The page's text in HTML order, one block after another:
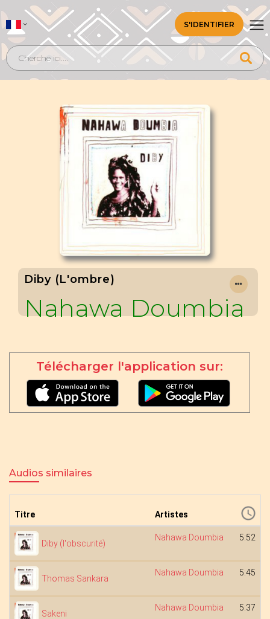
S'IDENTIFIER
Diby (l'ombre)
Nahawa Doumbia
Télécharger l'application sur:
Audios similaires
Titre Artistes
Diby (l'obscurité)
Nahawa Doumbia 5:52
Thomas Sankara
Nahawa Doumbia 5:45
Sakeni
Nahawa Doumbia 5:37